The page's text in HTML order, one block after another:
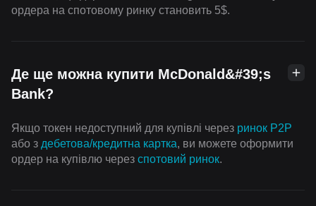
ордера на спотовому ринку становить 5$.
Де ще можна купити McDonald&#39;s
Bank?
Якщо токен недоступний для купівлі через ринок P2P
або з дебетова/кредитна картка, ви можете оформити
ордер на купівлю через спотовий ринок.